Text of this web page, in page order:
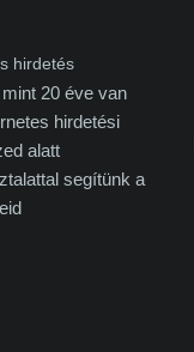
20 éve van
hirdetési
alatt
segítünk a